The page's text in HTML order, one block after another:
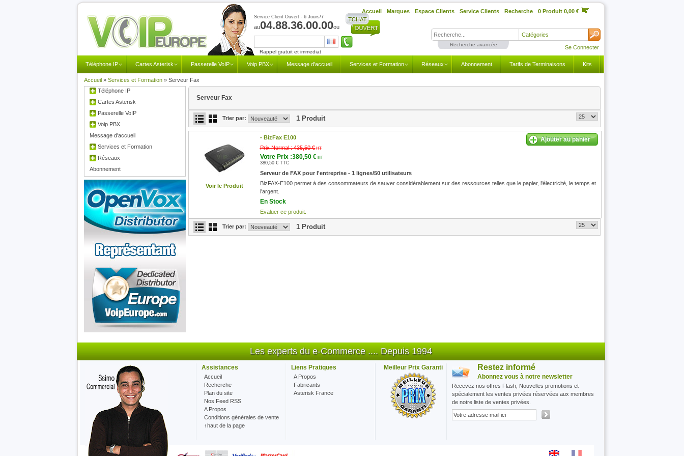
Accueil Marques Espace Clients Service Clients Recherche 0 Produit 0,00 €
Catégories
Recherche avancée
Service Client Ouvert - 6 Jours/7
au04.88.36.00.00ou
Rappel gratuit et immediat
Se Connecter
Téléphone IP Cartes Asterisk Passerelle VoIP Voip PBX Message d'accueil Services et Formation Réseaux Abonnement Tarifs de Terminaisons Kits
Accueil» Services et Formation» Serveur Fax
Téléphone IP
Cartes Asterisk
Passerelle VoIP
Voip PBX
Message d'accueil
Services et Formation
Réseaux
Abonnement
Les cartes
Chez Voip
France
Serveur Fax
Trier par: 1 Produit
Voir le Produit
- BizFax E100
Prix Normal :435,50 €HT
Votre Prix :380,50 €HT
380,50 € TTC
Ajouter au panier
Serveur de FAX pour l'entreprise - 1 lignes/50 utilisateurs
BizFAX-E100 permet à des consommateurs de sauver considérablement sur des ressources telles que le papier, l'électricité, le temps et
l'argent.
En Stock
Evaluer ce produit.
Trier par: 1 Produit
Les experts du e-Commerce .... Depuis 1994
Assistances
Accueil
Recherche
Plan du site
Nos Feed RSS
A Propos
Conditions générales de vente
↑haut de la page
Liens Pratiques
A Propos
Fabricants
Asterisk France
Meilleur Prix Garanti Restez informé
Abonnez vous à notre newsletter
Recevez nos offres Flash, Nouvelles promotions et
spécialement les ventes privées réservées aux membres
de notre liste de ventes privées.